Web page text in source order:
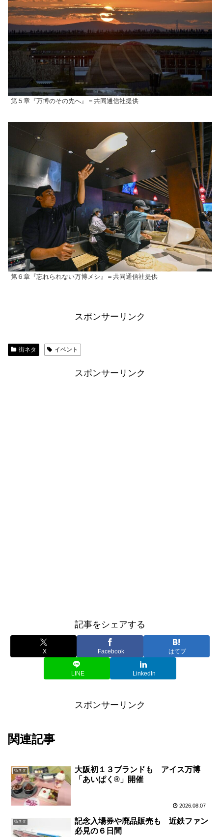
第５章『万博のその先へ』＝共同通信社提供
第６章『忘れられない万博メシ』＝共同通信社提供
スポンサーリンク
街ネタ イベント
スポンサーリンク
記事をシェアする
X Facebook はてブ
LINE LinkedIn
スポンサーリンク
関連記事
街ネタ
大阪初１３ブランドも アイス万博
「あいぱく®」開催
2026.08.07
街ネタ
記念入場券や廃品販売も 近鉄ファン
必見の６日間